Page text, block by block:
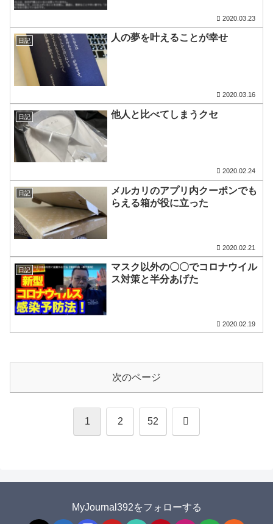
2020.03.23
日記 人の夢を叶えることが幸せ
2020.03.16
日記 他人と比べてしまうクセ
2020.02.24
日記
メルカリのアプリ内クーポンでも
らえる箱が役に立った
2020.02.21
日記
マスク以外の〇〇でコロナウイル
ス対策と半分あげた
2020.02.19
次のページ
1 2 52 次
MyJournal392をフォローする